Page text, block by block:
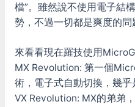
檔”。雖然說不使用電子結
勢，不過一切都是爽度的問
來看看現在羅技使用
MX Revolution: 第一個
術，電子式自動切換，幾乎
VX Revolution: MX的弟弟